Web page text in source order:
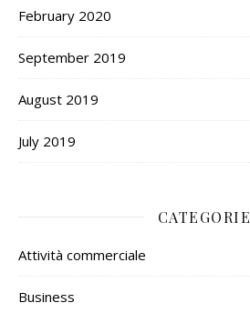
February 2020
September 2019
August 2019
July 2019
CATEGORIE
Attività commerciale
Business